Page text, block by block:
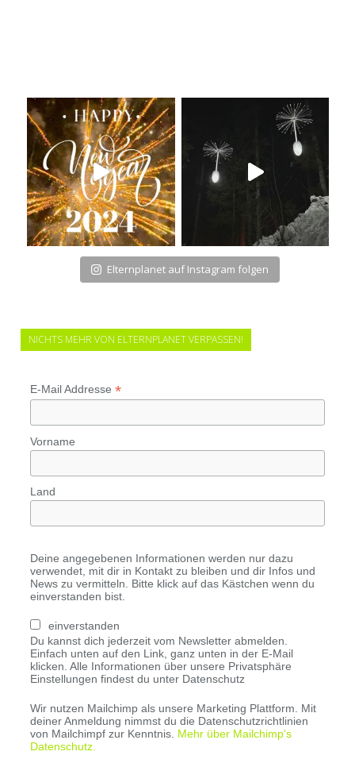
Elternplanet auf Instagram folgen
NICHTS MEHR VON ELTERNPLANET VERPASSEN!
E-Mail Addresse *
Vorname
Land
Deine angegebenen Informationen werden nur dazu
verwendet, mit dir in Kontakt zu bleiben und dir Infos und
News zu vermitteln. Bitte klick auf das Kästchen wenn du
einverstanden bist.
einverstanden
Du kannst dich jederzeit vom Newsletter abmelden.
Einfach unten auf den Link, ganz unten in der E-Mail
klicken. Alle Informationen über unsere Privatsphäre
Einstellungen findest du unter Datenschutz
Wir nutzen Mailchimp als unsere Marketing Plattform. Mit
deiner Anmeldung nimmst du die Datenschutzrichtlinien
von Mailchimpf zur Kenntnis. Mehr über Mailchimp's
Datenschutz.